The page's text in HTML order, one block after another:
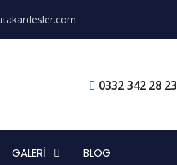
0332 342 28 23
GALERİ BLOG